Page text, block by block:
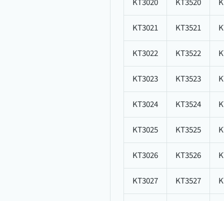
KT3020 KT3520
KT3021 KT3521
KT3022 KT3522
KT3023 KT3523
KT3024 KT3524
KT3025 KT3525
KT3026 KT3526
KT3027 KT3527